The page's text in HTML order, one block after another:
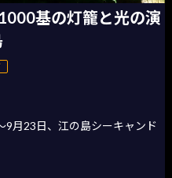
基の灯籠と光の演
月23日、江の島シーキャンド